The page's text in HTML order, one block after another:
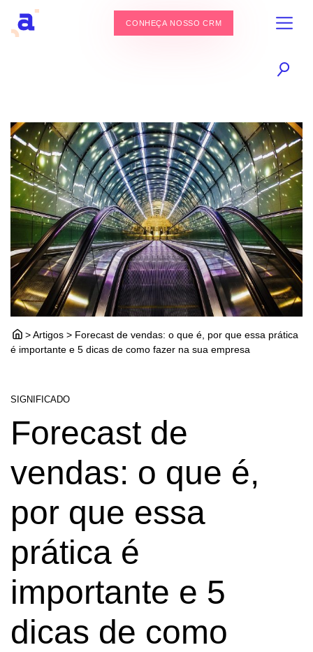
CONHEÇA NOSSO CRM
> Artigos > Forecast de vendas: o que é, por que essa prática
é importante e 5 dicas de como fazer na sua empresa
SIGNIFICADO
Forecast de
vendas: o que é,
por que essa
prática é
importante e 5
dicas de como